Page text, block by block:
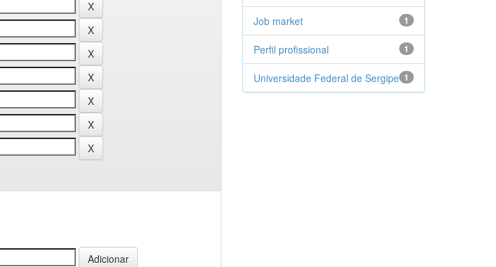
1
Job market
1
Perfil profissional
1
Universidade Federal de Sergipe